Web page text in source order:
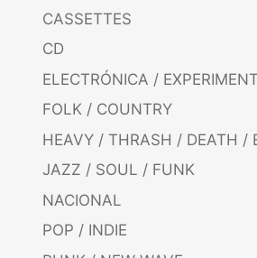
CASSETTES
CD
ELECTRÓNICA /
FOLK / COUNTRY
HEAVY / THRASH / DEATH /
JAZZ / SOUL / FUNK
NACIONAL
POP / INDIE